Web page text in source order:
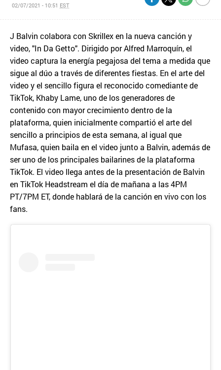
02/07/2021 - 10:51 EST
J Balvin colabora con Skrillex en la nueva canción y
video, "In Da Getto". Dirigido por Alfred Marroquín, el
video captura la energía pegajosa del tema a medida que
sigue al dúo a través de diferentes fiestas. En el arte del
video y el sencillo figura el reconocido comediante de
TikTok, Khaby Lame, uno de los generadores de
contenido con mayor crecimiento dentro de la
plataforma, quien inicialmente compartió el arte del
sencillo a principios de esta semana, al igual que
Mufasa, quien baila en el video junto a Balvin, además de
ser uno de los principales bailarines de la plataforma
TikTok. El video llega antes de la presentación de Balvin
en TikTok Headstream el día de mañana a las 4PM
PT/7PM ET, donde hablará de la canción en vivo con los
fans.